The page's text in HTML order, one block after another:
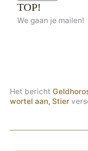
TOP!
We gaan je mailen!
Het bericht
wortel aan, Stier